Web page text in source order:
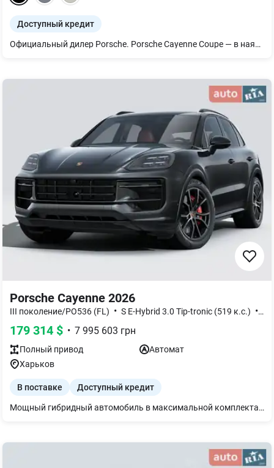
Доступный кредит
Официальный дилер Porsche. Porsche Cayenne Coupe — в наявности! -Доставка по всей Украине (и не только!) — Обращайтесь за деталями — подберем удобную логистику и сопровождение.
Porsche Cayenne 2026
III поколение/PO536 (FL) • S E-Hybrid 3.0 Tip-tronic (519 к.с.) •
179 314 $ • 7 995 603 грн
Полный привод
Автомат
Харьков
В поставке Доступный кредит
Мощный гибридный автомобиль в максимальной комплектации.